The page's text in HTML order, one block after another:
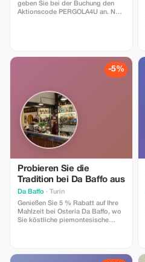
geben Sie bei der Buchung den
Aktionscode PERGOLA4U an. Nur
-5%
Probieren Sie die
Tradition bei Da Baffo aus
Da Baffo · Turin
Genießen Sie 5 % Rabatt auf Ihre
Mahlzeit bei Osteria Da Baffo, wo
Sie köstliche piemontesische